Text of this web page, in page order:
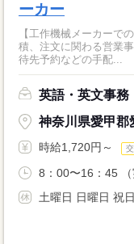
ーカー
【工作機械メーカーでの営業事務
積、注文に関わる営業
待先予約などの手配...
英語・英文事務
神奈川県愛甲郡
時給1,720円～
8：00〜16：45 （
土曜日 日曜日 祝日